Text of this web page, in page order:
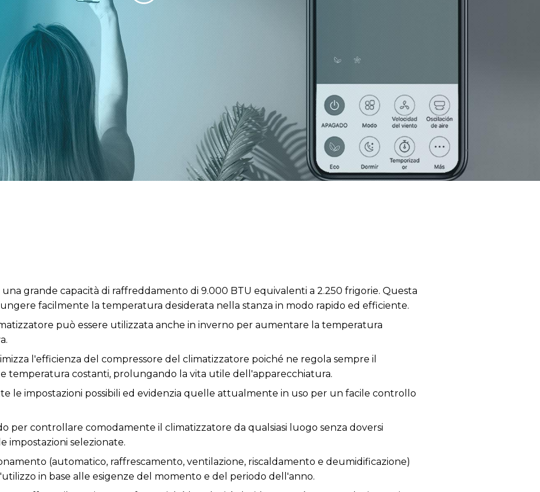
grande capacità di raffreddamento di 9.000 BTU equivalenti a 2.250 frigorie. Questa
facilmente la temperatura desiderata nella stanza in modo rapido ed efficiente.
può essere utilizzata anche in inverno per aumentare la temperatura
l'efficienza del compressore del climatizzatore poiché ne regola sempre il
temperatura costanti, prolungando la vita utile dell'apparecchiatura.
le impostazioni possibili ed evidenzia quelle attualmente in uso per un facile controllo
per controllare comodamente il climatizzatore da qualsiasi luogo senza doversi
impostazioni selezionate.
(automatico, raffrescamento, ventilazione, riscaldamento e deumidificazione)
in base alle esigenze del momento e del periodo dell'anno.